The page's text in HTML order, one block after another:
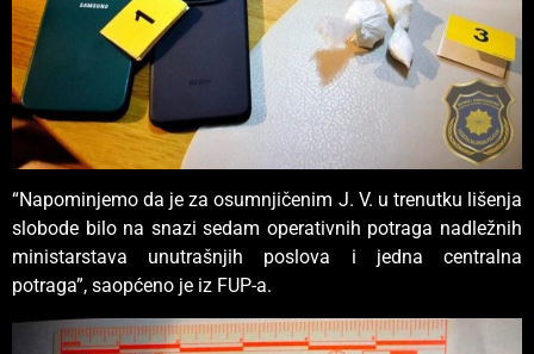
“Napominjemo da je za osumnjičenim J. V. u trenutku lišenja
slobode bilo na snazi sedam operativnih potraga nadležnih
ministarstava unutrašnjih poslova i jedna centralna
potraga”, saopćeno je iz FUP-a.